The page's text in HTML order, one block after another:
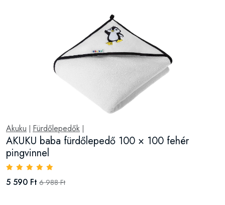
Akuku Fürdőlepedők
AKUKU baba fürdőlepedő 100 × 100 fehér
pingvinnel
5 590 Ft 6 988 Ft